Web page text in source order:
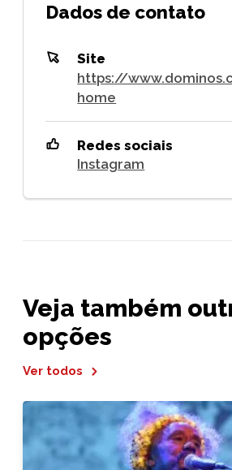
Dados de contato
Site
https://
home
Redes sociais
Instagram
Veja também
opções
Ver todos